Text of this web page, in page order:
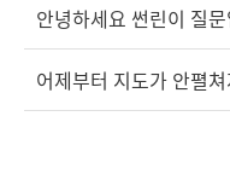
안녕하세요 썬린이 질
어제부터 지도가 안펼